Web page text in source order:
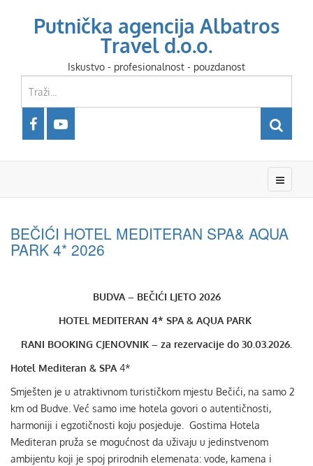
Putnička agencija Albatros
Travel d.o.o.
Iskustvo - profesionalnost - pouzdanost
BEČIĆI HOTEL MEDITERAN SPA& AQUA
PARK 4* 2026
BUDVA – BEČIĆI LJETO 2026
HOTEL MEDITERAN 4* SPA & AQUA PARK
RANI BOOKING CJENOVNIK – za rezervacije do 30.03.2026.
Hotel Mediteran & SPA 4*
Smješten je u atraktivnom turističkom mjestu Bečići, na samo 2
km od Budve. Već samo ime hotela govori o autentičnosti,
harmoniji i egzotičnosti koju posjeduje. Gostima Hotela
Mediteran pruža se mogućnost da uživaju u jedinstvenom
ambijentu koji je spoj prirodnih elemenata: vode, kamena i